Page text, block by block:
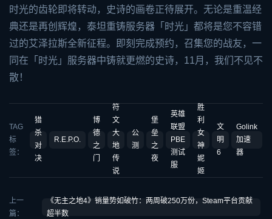
时光的齿轮即将转动，史诗的画卷正待展开。无论是重温经
典还是再创辉煌，泰坦重铸服务器「时光」都将是您不容错
过的艾泽拉斯全新征程。即刻完成预约，召集您的战友，一
同在「时光」服务器中铸就更燃的史诗，11月，我们不见不
散！
TAG
标
签：
猎
杀
对
决
R.E.P.O.
博
德
之
门
符
文
大
地
传
说
公
测
堡
垒
之
夜
英雄
联盟
PBE
测试
服
胜
利
女
神
妮
姬
文
明
6
Golink
加速
器
上一
篇：
《无主之地4》销量势如破竹：两周破250万份，Steam平台贡献
超半数